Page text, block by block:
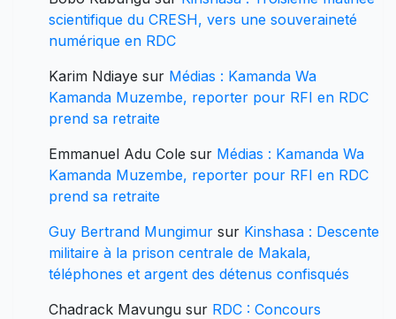
scientifique du CRESH, vers une souveraineté
numérique en RDC
Karim Ndiaye sur Médias : Kamanda Wa
Kamanda Muzembe, reporter pour RFI en RDC
prend sa retraite
Emmanuel Adu Cole sur Médias : Kamanda Wa
Kamanda Muzembe, reporter pour RFI en RDC
prend sa retraite
Guy Bertrand Mungimur sur Kinshasa : Descente
militaire à la prison centrale de Makala,
téléphones et argent des détenus confisqués
Chadrack Mavungu sur RDC : Concours